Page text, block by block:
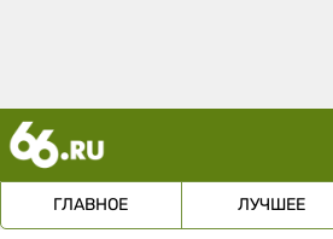
ГЛАВНОЕ ЛУЧШЕЕ